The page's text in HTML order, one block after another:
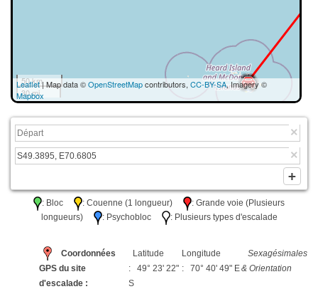
50 km
30 mi
Leaflet| Map data ©OpenStreetMapcontributors, CC-BY-SA, Imagery ©
Mapbox
: Bloc : Couenne (1 longueur)
: Grande voie (Plusieurs
longueurs)
: Psychobloc : Plusieurs types d'escalade
Coordonnées
GPS du site
d'escalade :
Latitude
: 49° 23' 22"
S
Longitude
: 70° 40' 49" E
Sexagésimales
& Orientation